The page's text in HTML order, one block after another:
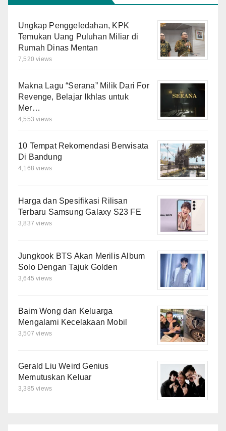
Ungkap Penggeledahan, KPK
Temukan Uang Puluhan Miliar di
Rumah Dinas Mentan
7,520 views
Makna Lagu “Serana” Milik Dari For
Revenge, Belajar Ikhlas untuk
Mer…
4,553 views
10 Tempat Rekomendasi Berwisata
Di Bandung
4,168 views
Harga dan Spesifikasi Rilisan
Terbaru Samsung Galaxy S23 FE
3,837 views
Jungkook BTS Akan Merilis Album
Solo Dengan Tajuk Golden
3,645 views
Baim Wong dan Keluarga
Mengalami Kecelakaan Mobil
3,507 views
Gerald Liu Weird Genius
Memutuskan Keluar
3,385 views